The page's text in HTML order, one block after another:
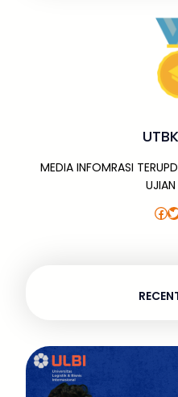
MEDIA INFOMRASI
Facebook Twitter